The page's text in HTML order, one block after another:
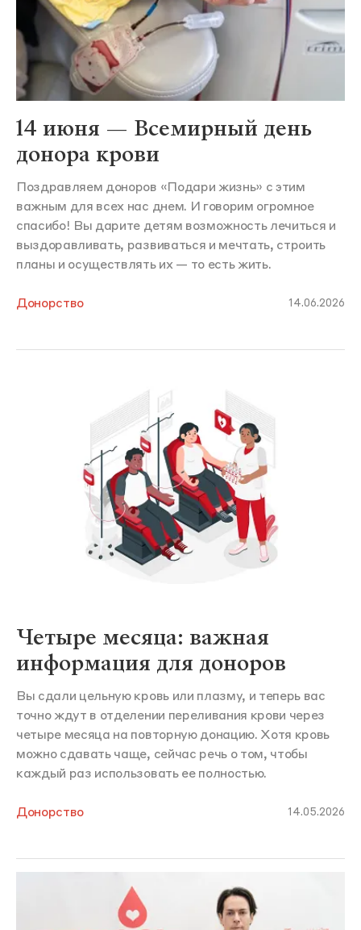
14 июня — Всемирный день
донора крови
Поздравляем доноров «Подари жизнь» с этим
важным для всех нас днем. И говорим огромное
спасибо! Вы дарите детям возможность лечиться и
выздоравливать, развиваться и мечтать, строить
планы и осуществлять их — то есть жить.
Донорство 14.06.2026
Четыре месяца: важная
информация для доноров
Вы сдали цельную кровь или плазму, и теперь вас
точно ждут в отделении переливания крови через
четыре месяца на повторную донацию. Хотя кровь
можно сдавать чаще, сейчас речь о том, чтобы
каждый раз использовать ее полностью.
Донорство 14.05.2026